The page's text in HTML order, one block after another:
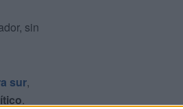
sin
sur,
.